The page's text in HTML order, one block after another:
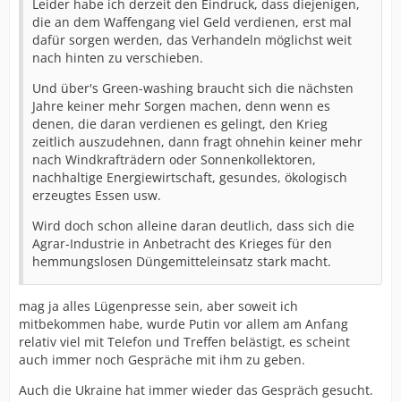
Leider habe ich derzeit den Eindruck, dass diejenigen,
die an dem Waffengang viel Geld verdienen, erst mal
dafür sorgen werden, das Verhandeln möglichst weit
nach hinten zu verschieben.
Und über's Green-washing braucht sich die nächsten
Jahre keiner mehr Sorgen machen, denn wenn es
denen, die daran verdienen es gelingt, den Krieg
zeitlich auszudehnen, dann fragt ohnehin keiner mehr
nach Windkrafträdern oder Sonnenkollektoren,
nachhaltige Energiewirtschaft, gesundes, ökologisch
erzeugtes Essen usw.
Wird doch schon alleine daran deutlich, dass sich die
Agrar-Industrie in Anbetracht des Krieges für den
hemmungslosen Düngemitteleinsatz stark macht.
mag ja alles Lügenpresse sein, aber soweit ich
mitbekommen habe, wurde Putin vor allem am Anfang
relativ viel mit Telefon und Treffen belästigt, es scheint
auch immer noch Gespräche mit ihm zu geben.
Auch die Ukraine hat immer wieder das Gespräch gesucht.